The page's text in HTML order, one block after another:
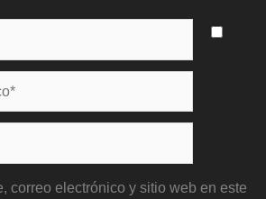
correo electrónico y sitio web en este